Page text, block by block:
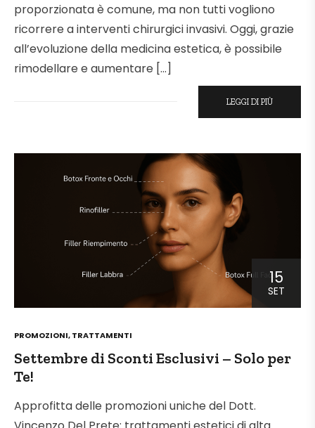
proporzionata è comune, ma non tutti vogliono
ricorrere a interventi chirurgici invasivi. Oggi, grazie
all’evoluzione della medicina estetica, è possibile
rimodellare e aumentare […]
LEGGI DI PIÙ
15
SET
POSTED
PROMOZIONI,TRATTAMENTI
Settembre di Sconti Esclusivi – Solo per
Te!
Approfitta delle promozioni uniche del Dott.